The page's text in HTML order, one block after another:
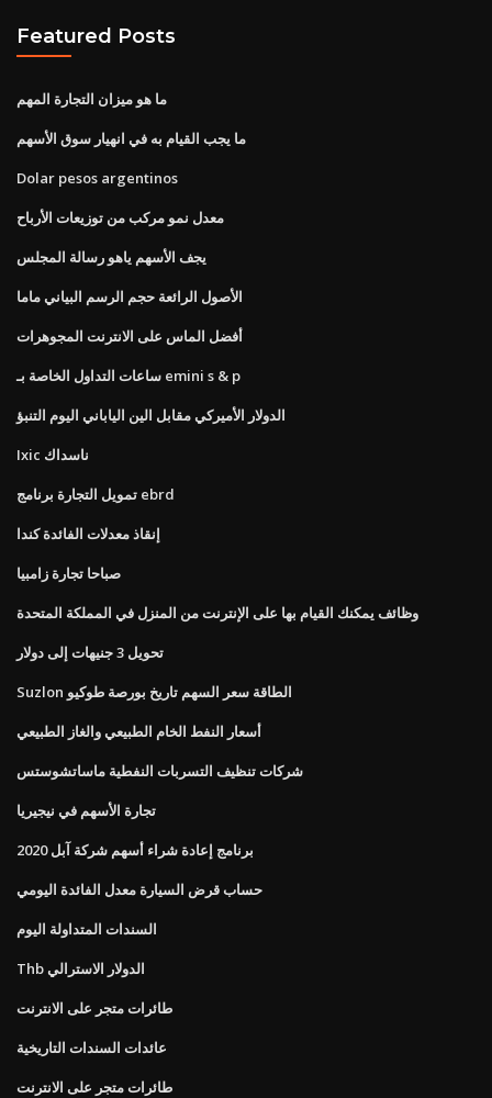
Featured Posts
ما هو ميزان التجارة المهم
ما يجب القيام به في انهيار سوق الأسهم
Dolar pesos argentinos
معدل نمو مركب من توزيعات الأرباح
يجف الأسهم ياهو رسالة المجلس
الأصول الرائعة حجم الرسم البياني ماما
أفضل الماس على الانترنت المجوهرات
ساعات التداول الخاصة بـ emini s & p
الدولار الأميركي مقابل الين الياباني اليوم التنبؤ
Ixic ناسداك
تمويل التجارة برنامج ebrd
إنقاذ معدلات الفائدة كندا
صباحا تجارة زامبيا
وظائف يمكنك القيام بها على الإنترنت من المنزل في المملكة المتحدة
تحويل 3 جنيهات إلى دولار
Suzlon الطاقة سعر السهم تاريخ بورصة طوكيو
أسعار النفط الخام الطبيعي والغاز الطبيعي
شركات تنظيف التسربات النفطية ماساتشوستس
تجارة الأسهم في نيجيريا
برنامج إعادة شراء أسهم شركة آبل 2020
حساب قرض السيارة معدل الفائدة اليومي
السندات المتداولة اليوم
Thb الدولار الاسترالي
طائرات متجر على الانترنت
عائدات السندات التاريخية
طائرات متجر على الانترنت